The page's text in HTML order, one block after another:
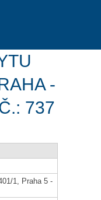
-
737
1, Praha 5 -